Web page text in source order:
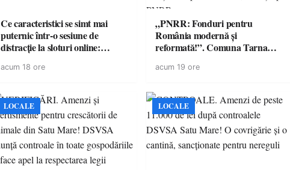
Ce caracteristici se simt mai
puternic într-o sesiune de
distracție la sloturi online:
acum 18 ore
„PNRR: Fonduri pentru
România modernă și
reformată!”. Comuna Tarna
dotare cu mobilier, materiale
a unităților de învățământ
preuniversitar, finanțat prin
PNRR
acum 19 ore
LOCALE LOCALE